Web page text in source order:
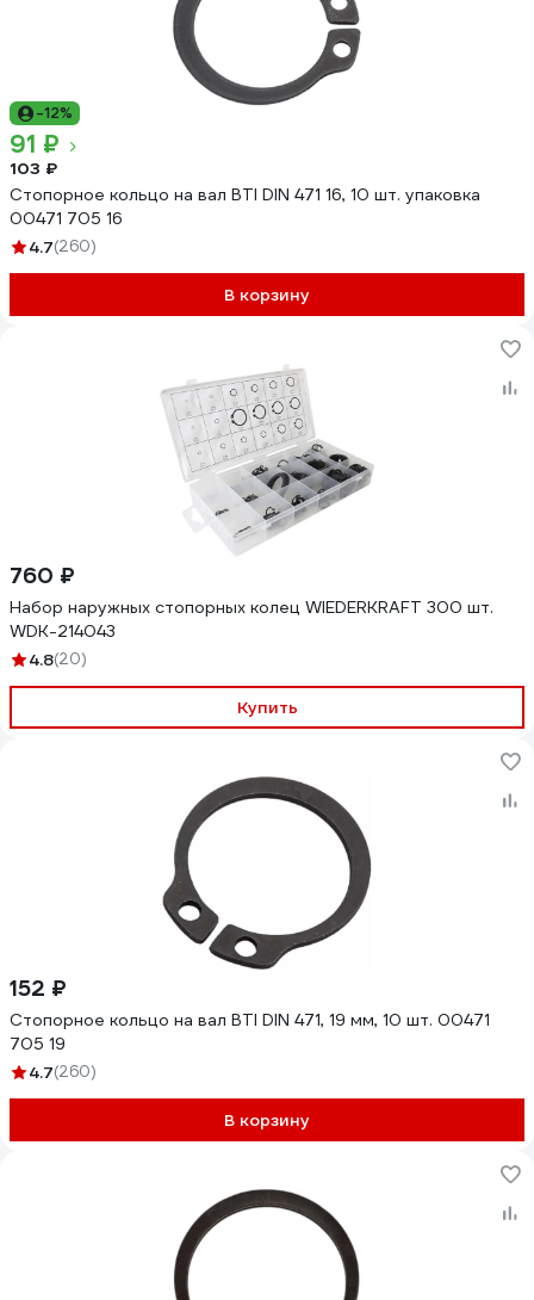
-12%
91 ₽
103 ₽
Стопорное кольцо на вал BTI DIN 471 16, 10 шт. упаковка
00471 705 16
4.7(260)
В корзину
760 ₽
Набор наружных стопорных колец WIEDERKRAFT 300 шт.
WDK-214043
4.8(20)
Купить
152 ₽
Стопорное кольцо на вал BTI DIN 471, 19 мм, 10 шт. 00471
705 19
4.7(260)
В корзину